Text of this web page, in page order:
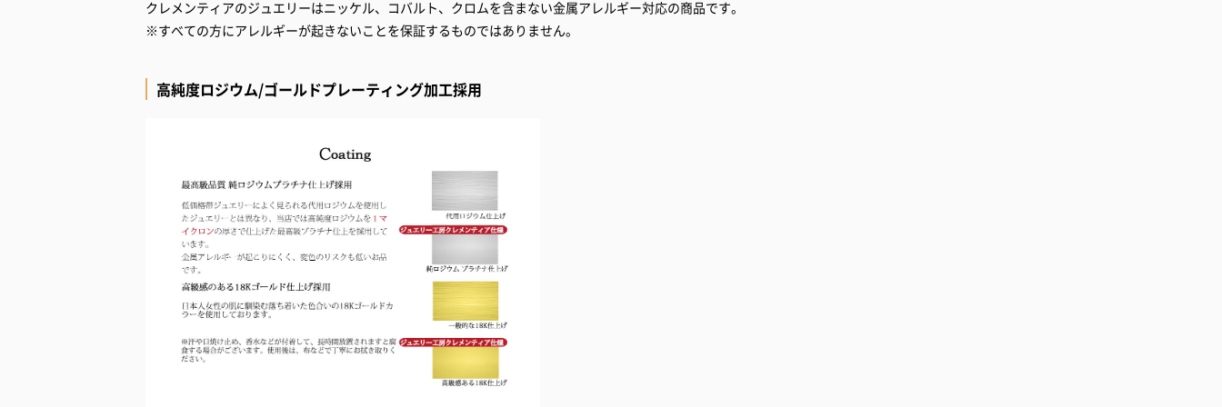
クレメンティアのジュエリーはニッケル、コバルト、クロムを含まない金属アレルギー対応の商品です。
※すべての方にアレルギーが起きないことを保証するものではありません。
高純度ロジウム/ゴールドプレーティング加工採用